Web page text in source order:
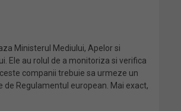
Ministerul Mediului, Apelor si
Ele au rolul de a monitoriza si verifica
companii trebuie sa urmeze un
Regulamentul european. Mai exact,